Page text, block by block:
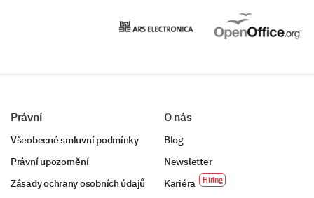
Přibližně stejné
Mnohem horší
Podrobná zpětná vazba
Právní
Všeobecné smluvní podmínky
Právní upozornění
Zásady ochrany osobních údajů
O nás
Blog
Newsletter
Kariéra